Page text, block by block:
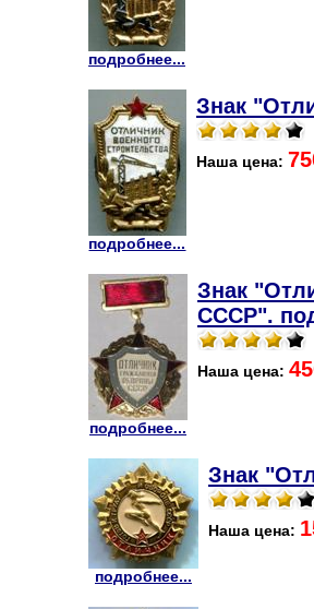
подробнее...
подробнее...
Знак
Наша цена:
подробнее...
Знак
СССР".
Наша цена:
подробнее...
Знак
Наша цена: